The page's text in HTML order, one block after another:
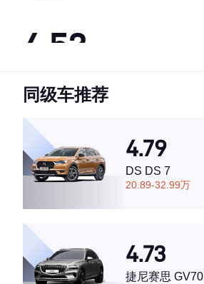
4.53
·外观表现一般，低于57%同级车
·空间表现较为优秀，优于64%同级车
同级车推荐
4.79
DS DS 7
20.89-32.99万
4.73
捷尼赛思 GV70